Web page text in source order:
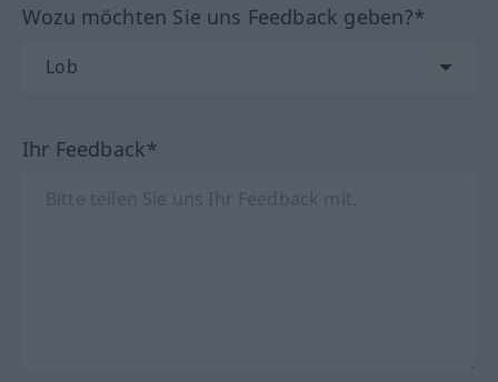
Wozu möchten Sie uns Feedback geben?*
Ihr Feedback*